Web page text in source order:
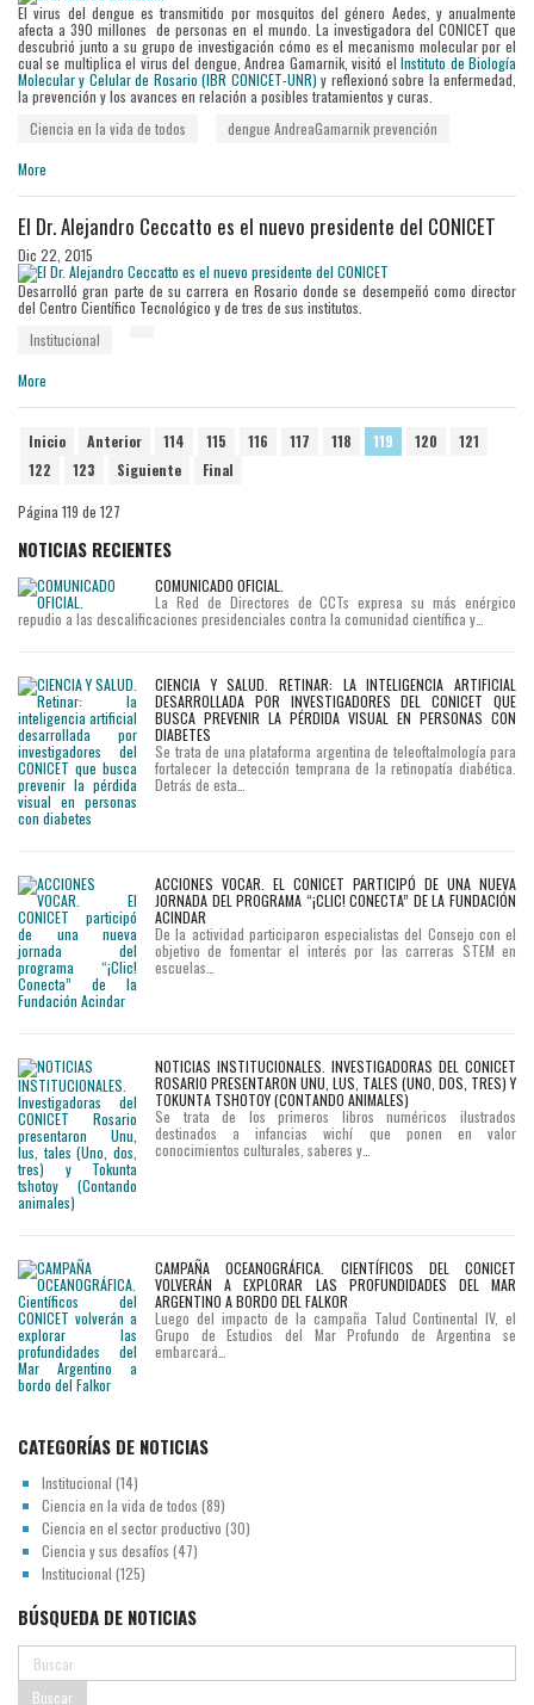
El virus del dengue es transmitido por mosquitos del género Aedes, y anualmente
afecta a 390 millones de personas en el mundo. La investigadora del CONICET que
descubrió junto a su grupo de investigación cómo es el mecanismo molecular por el
cual se multiplica el virus del dengue, Andrea Gamarnik, visitó elInstituto de Biología
Molecular y Celular de Rosario (IBR CONICET-UNR) y reflexionó sobre la enfermedad,
la prevención y los avances en relación a posibles tratamientos y curas.
Ciencia en la vida de todos
dengue AndreaGamarnikprevención
More
El Dr. Alejandro Ceccatto es el nuevo presidente del CONICET
Dic 22, 2015
Desarrolló gran parte de su carrera en Rosario donde se desempeñó como director
del Centro Científico Tecnológico y de tres de sus institutos.
Institucional
More
Inicio Anterior 114 115 116 117 118 119 120
121
122
123 Siguiente Final
Página 119 de 127
NOTICIAS RECIENTES
COMUNICADO OFICIAL.
La Red de Directores de CCTs expresa su más enérgico
repudio a las descalificaciones presidenciales contra la comunidad científica y…
CIENCIA Y SALUD. RETINAR: LA INTELIGENCIA ARTIFICIAL
DESARROLLADA POR INVESTIGADORES DEL CONICET QUE
BUSCA PREVENIR LA PÉRDIDA VISUAL EN PERSONAS CON
DIABETES
Se trata de una plataforma argentina de teleoftalmología para
fortalecer la detección temprana de la retinopatía diabética.
Detrás de esta…
ACCIONES VOCAR. EL CONICET PARTICIPÓ DE UNA NUEVA
JORNADA DEL PROGRAMA “¡CLIC! CONECTA” DE LA FUNDACIÓN
ACINDAR
De la actividad participaron especialistas del Consejo con el
objetivo de fomentar el interés por las carreras STEM en
escuelas…
NOTICIAS INSTITUCIONALES. INVESTIGADORAS DEL CONICET
ROSARIO PRESENTARON UNU, LUS, TALES (UNO, DOS, TRES) Y
TOKUNTA TSHOTOY (CONTANDO ANIMALES)
Se trata de los primeros libros numéricos ilustrados
destinados a infancias wichí que ponen en valor
conocimientos culturales, saberes y…
CAMPAÑA OCEANOGRÁFICA. CIENTÍFICOS DEL CONICET
VOLVERÁN A EXPLORAR LAS PROFUNDIDADES DEL MAR
ARGENTINO A BORDO DEL FALKOR
Luego del impacto de la campaña Talud Continental IV, el
Grupo de Estudios del Mar Profundo de Argentina se
embarcará…
CATEGORÍAS DE NOTICIAS
Institucional (14)
Ciencia en la vida de todos (89)
Ciencia en el sector productivo (30)
Ciencia y sus desafíos (47)
Institucional (125)
BÚSQUEDA DE NOTICIAS